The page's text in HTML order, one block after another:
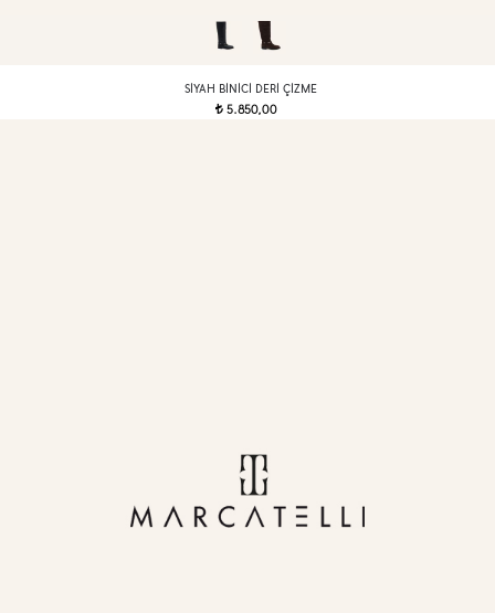
SIYAH BINICI DERI ÇIZME
t 5.850,00